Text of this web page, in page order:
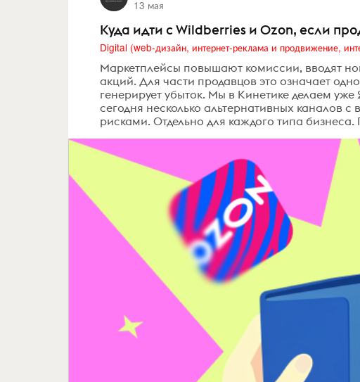
13 мая
Куда идти с Wildberries и Ozon, если
Маркетплейсы повышают комиссии, вводят
акций. Для части продавцов это означает
генерирует убыток. Мы в Кинетике делаем
сегодня несколько альтернативных каналов
рисками. Отдельно для каждого типа